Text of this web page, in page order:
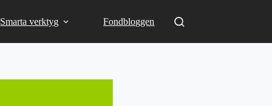
Smarta verktyg Fondbloggen